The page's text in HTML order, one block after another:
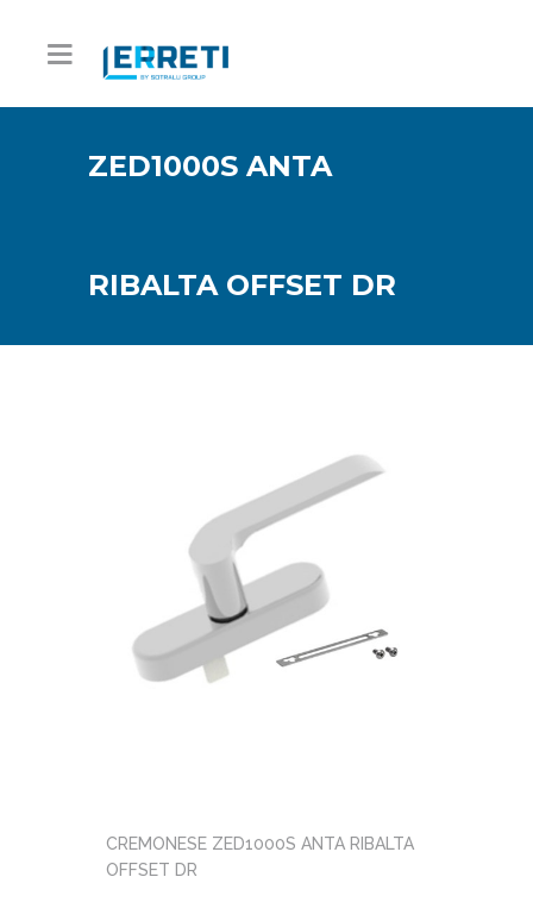
ZED1000S ANTA
RIBALTA OFFSET DR
CREMONESE ZED1000S ANTA RIBALTA
OFFSET DR